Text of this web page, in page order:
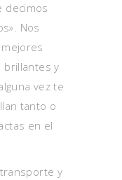
decimos
Nos
brillantes y
vez te
tanto o
en el
y